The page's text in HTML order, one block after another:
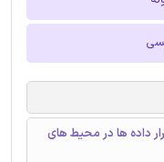
داده ها در محیط های